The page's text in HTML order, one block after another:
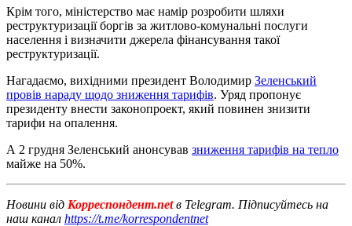
Крім того, міністерство має намір розробити шляхи
реструктуризації боргів за житлово-комунальні послуги
населення і визначити джерела фінансування такої
реструктуризації.
Нагадаємо, вихідними президент Володимир Зеленський
провів нараду щодо зниження тарифів. Уряд пропонує
президенту внести законопроект, який повинен знизити
тарифи на опалення.
А 2 грудня Зеленський анонсував зниження тарифів на тепло
майже на 50%.
Новини від Корреспондент.netв Telegram. Підписуйтесь на
наш канал https://t.me/korrespondentnet